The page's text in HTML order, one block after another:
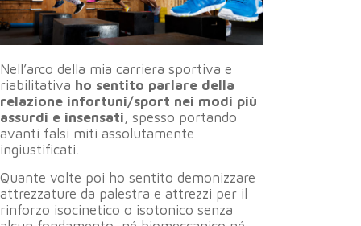
Nell’arco della mia carriera sportiva e
riabilitativa ho sentito parlare della
relazione infortuni/sport nei modi più
assurdi e insensati, spesso portando
avanti falsi miti assolutamente
ingiustificati.
Quante volte poi ho sentito demonizzare
attrezzature da palestra e attrezzi per il
rinforzo isocinetico o isotonico senza